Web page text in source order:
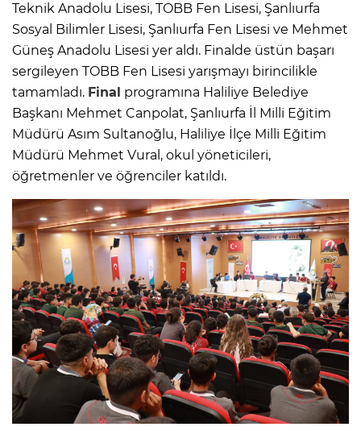
Teknik Anadolu Lisesi, TOBB Fen Lisesi, Şanlıurfa
Sosyal Bilimler Lisesi, Şanlıurfa Fen Lisesi ve Mehmet
Güneş Anadolu Lisesi yer aldı. Finalde üstün başarı
sergileyen TOBB Fen Lisesi yarışmayı birincilikle
tamamladı. Final programına Haliliye Belediye
Başkanı Mehmet Canpolat, Şanlıurfa İl Milli Eğitim
Müdürü Asım Sultanoğlu, Haliliye İlçe Milli Eğitim
Müdürü Mehmet Vural, okul yöneticileri,
öğretmenler ve öğrenciler katıldı.